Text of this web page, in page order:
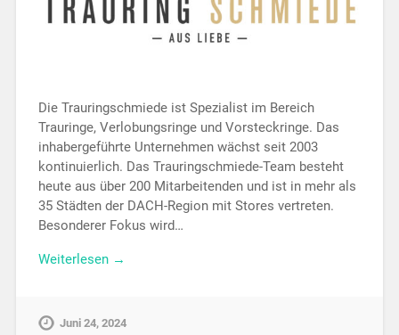
Die Trauringschmiede ist Spezialist im Bereich
Trauringe, Verlobungsringe und Vorsteckringe. Das
inhabergeführte Unternehmen wächst seit 2003
kontinuierlich. Das Trauringschmiede-Team besteht
heute aus über 200 Mitarbeitenden und ist in mehr als
35 Städten der DACH-Region mit Stores vertreten.
Besonderer Fokus wird…
Weiterlesen →
Juni 24, 2024